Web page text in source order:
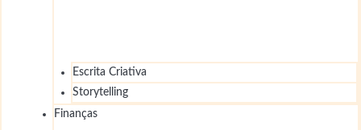
Escrita Criativa
Storytelling
Finanças